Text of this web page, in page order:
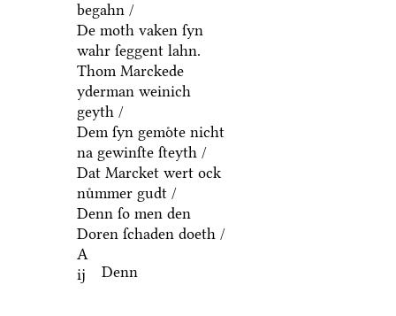
begahn /
De moth vaken ſyn
wahr ſeggent lahn.
Thom Marckede
yderman weinich
geyth /
Dem ſyn gemoͤte nicht
na gewinſte ſteyth /
Dat Marcket wert ock
nuͤmmer gudt /
Denn ſo men den
Doren ſchaden doeth /
A
ij
Denn